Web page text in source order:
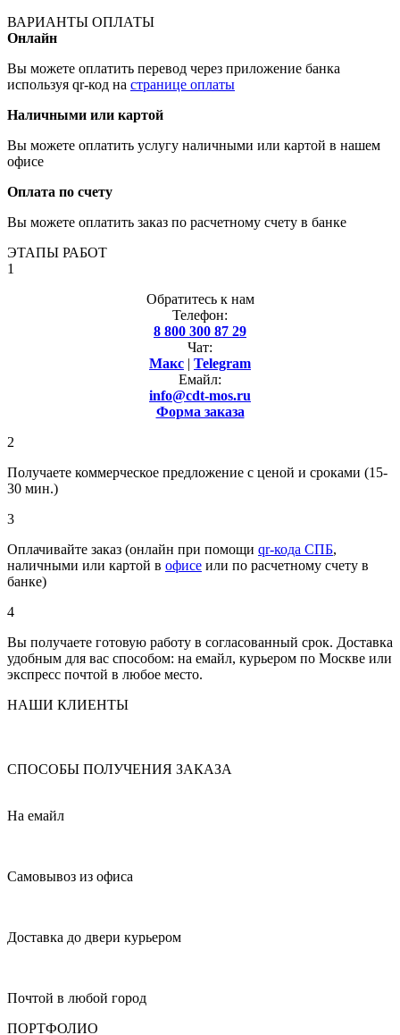
ВАРИАНТЫ ОПЛАТЫ
Онлайн
Вы можете оплатить перевод через приложение банка
используя qr-код на странице оплаты
Наличными или картой
Вы можете оплатить услугу наличными или картой в нашем
офисе
Оплата по счету
Вы можете оплатить заказ по расчетному счету в банке
ЭТАПЫ РАБОТ
1
Обратитесь к нам
Телефон:
8 800 300 87 29
Чат:
Макс | Telegram
Емайл:
info@cdt-mos.ru
Форма заказа
2
Получаете коммерческое предложение с ценой и сроками (15-
30 мин.)
3
Оплачивайте заказ (онлайн при помощи qr-кода СПБ,
наличными или картой в офисе или по расчетному счету в
банке)
4
Вы получаете готовую работу в согласованный срок. Доставка
удобным для вас способом: на емайл, курьером по Москве или
экспресс почтой в любое место.
НАШИ КЛИЕНТЫ
СПОСОБЫ ПОЛУЧЕНИЯ ЗАКАЗА
На емайл
Самовывоз из офиса
Доставка до двери курьером
Почтой в любой город
ПОРТФОЛИО